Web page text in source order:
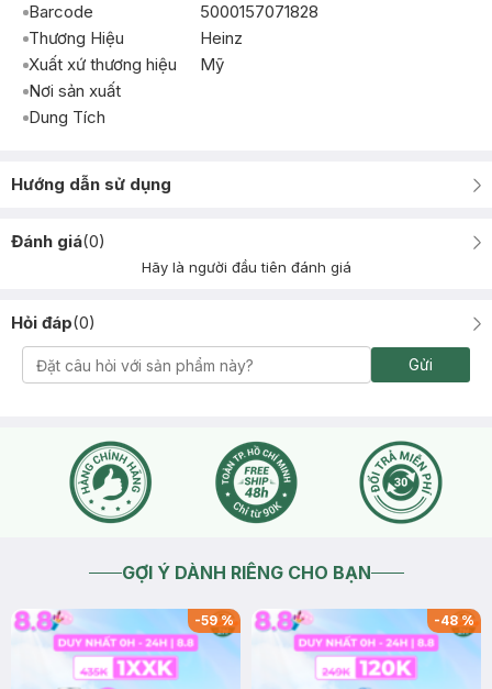
Barcode
5000157071828
Thương Hiệu
Heinz
Xuất xứ thương hiệu
Mỹ
Nơi sản xuất
Dung Tích
Hướng dẫn sử dụng
Đánh giá(0)
Hãy là người đầu tiên đánh giá
Hỏi đáp(0)
Gửi
GỢI Ý DÀNH RIÊNG CHO BẠN
-59% -48%